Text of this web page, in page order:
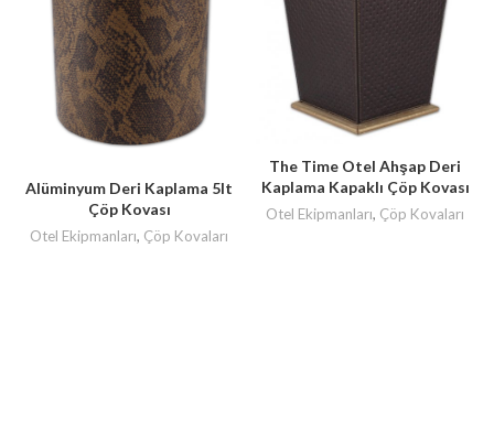
Alüminyum Deri Kaplama 5lt
Çöp Kovası
Otel Ekipmanları, Çöp Kovaları
The Time Otel Ahşap Deri
Kaplama Kapaklı Çöp Kovası
Otel Ekipmanları, Çöp Kovaları